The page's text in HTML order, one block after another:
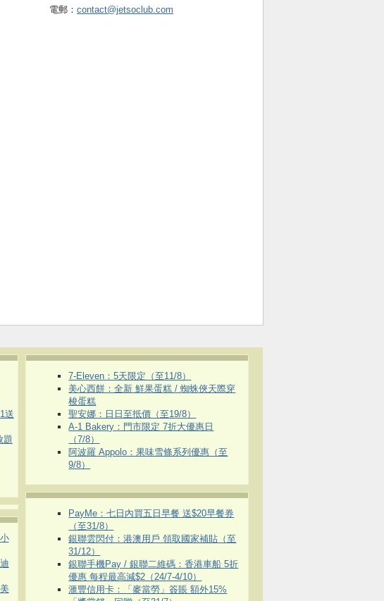
電郵： contact@jetsoclub.com
送
題
7-Eleven：5天限定（至11/8）
美心西餅：全新 鮮果蛋糕 / 蜘蛛俠天際穿
梭蛋糕
聖安娜：日日至抵價（至19/8）
A-1 Bakery：門市限定 7折大優惠日
（7/8）
阿波羅 Appolo：果味雪條系列優惠（至
9/8）
PayMe：七日內買五日早餐 送$20早餐券
（至31/8）
銀聯雲閃付：港澳用戶 領取國家補貼（至
31/12）
銀聯手機Pay / 銀聯二維碼：香港車船 5折
優惠 每程最高減$2（24/7-4/10）
滙豐信用卡：「麥當勞」簽賬 額外15%